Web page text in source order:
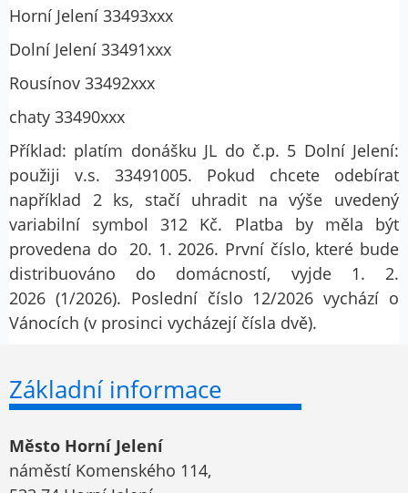
Horní Jelení 33493xxx
Dolní Jelení 33491xxx
Rousínov 33492xxx
chaty 33490xxx
Příklad: platím donášku JL do č.p. 5 Dolní Jelení:
použiji v.s. 33491005. Pokud chcete odebírat
například 2 ks, stačí uhradit na výše uvedený
variabilní symbol 312 Kč. Platba by měla být
provedena do 20. 1. 2026. První číslo, které bude
distribuováno do domácností, vyjde 1. 2.
2026 (1/2026). Poslední číslo 12/2026 vychází o
Vánocích (v prosinci vycházejí čísla dvě).
Základní informace
Město Horní Jelení
náměstí Komenského 114,